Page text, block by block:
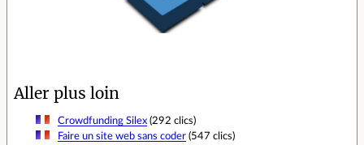
Aller plus loin
Crowdfunding Silex(292 clics)
Faire un site web sans coder(547 clics)